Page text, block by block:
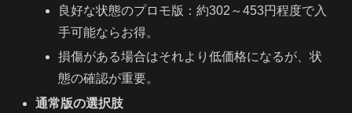
良好な状態のプロモ版：約302～453円程度で入
手可能ならお得。
損傷がある場合はそれより低価格になるが、状
態の確認が重要。
通常版の選択肢